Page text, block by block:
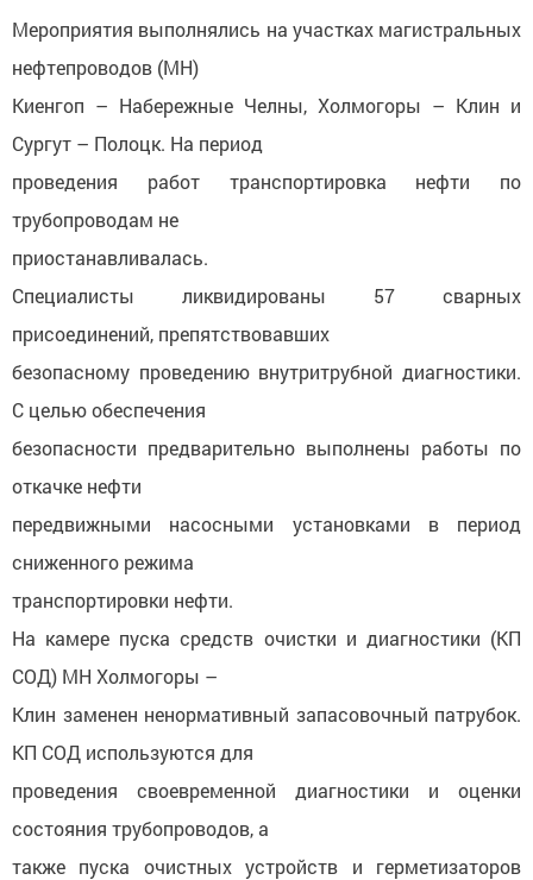
Мероприятия выполнялись на участках магистральных
нефтепроводов (МН)
Киенгоп – Набережные Челны, Холмогоры – Клин и
Сургут – Полоцк. На период
проведения работ транспортировка нефти по
трубопроводам не
приостанавливалась.
Специалисты ликвидированы 57 сварных
присоединений, препятствовавших
безопасному проведению внутритрубной диагностики.
С целью обеспечения
безопасности предварительно выполнены работы по
откачке нефти
передвижными насосными установками в период
сниженного режима
транспортировки нефти.
На камере пуска средств очистки и диагностики (КП
СОД) МН Холмогоры –
Клин заменен ненормативный запасовочный патрубок.
КП СОД используются для
проведения своевременной диагностики и оценки
состояния трубопроводов, а
также пуска очистных устройств и герметизаторов